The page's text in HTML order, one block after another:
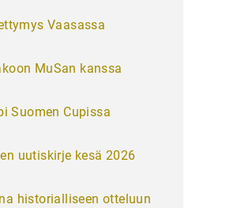
Vaasassa
MuSan kanssa
Suomen Cupissa
uutiskirje kesä 2026
historialliseen otteluun